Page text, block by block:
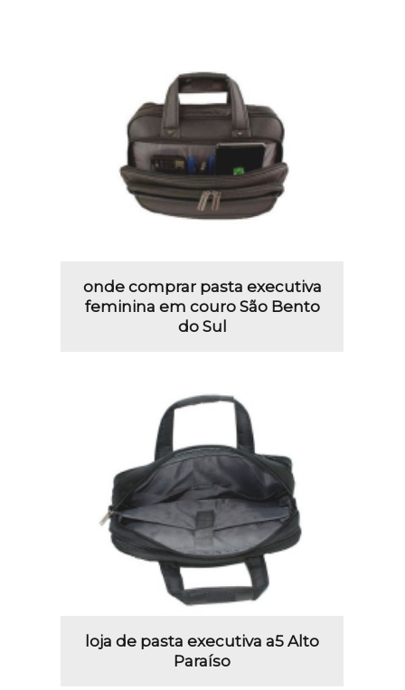
onde comprar pasta executiva
feminina em couro São Bento
do Sul
loja de pasta executiva a5 Alto
Paraíso